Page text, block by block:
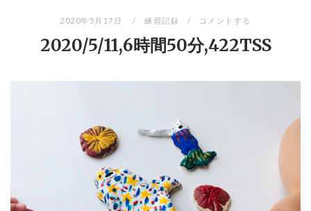
2020年5月17日 練習記録 コメントする
2020/5/11,6時間50分,422TSS